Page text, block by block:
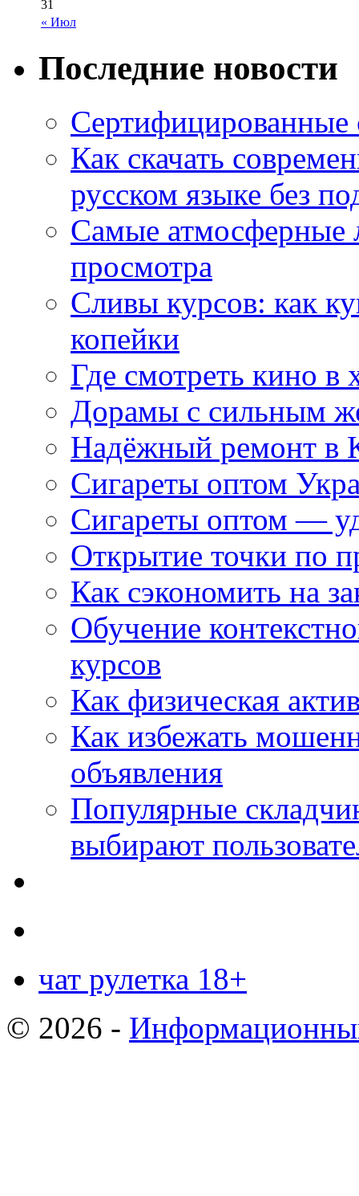
« Июл
31
Последние новости
Как скачать
русском языке без
Самые атмосферные
просмотра
Сливы курсов: как
копейки
Где смотреть кино в
Дорамы с сильным
Надёжный ремонт в
Сигареты оптом
Сигареты оптом —
Открытие точки по
Как сэкономить на
Обучение
курсов
Как физическая
Как избежать
объявления
Популярные
выбирают
чат рулетка 18+
© 2026 -